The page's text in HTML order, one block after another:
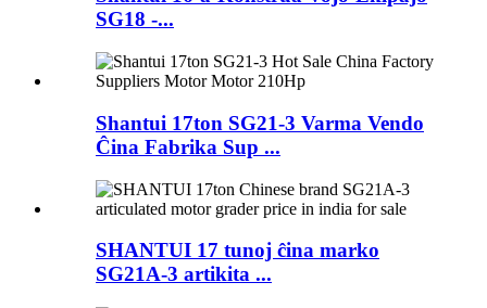
SG18 -...
Shantui 17ton SG21-3 Varma Vendo
Ĉina Fabrika Sup ...
SHANTUI 17 tunoj ĉina marko
SG21A-3 artikita ...